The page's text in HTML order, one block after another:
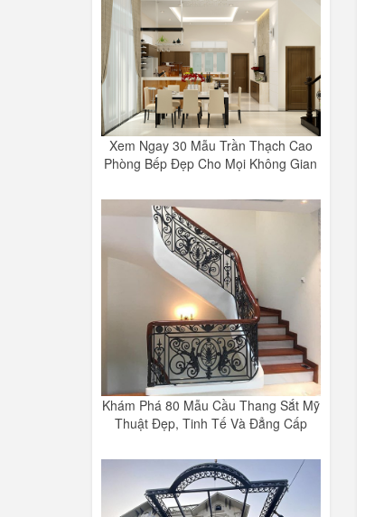
Xem Ngay 30 Mẫu Trần Thạch Cao
Phòng Bếp Đẹp Cho Mọi Không Gian
Khám Phá 80 Mẫu Cầu Thang Sắt Mỹ
Thuật Đẹp, Tinh Tế Và Đẳng Cấp